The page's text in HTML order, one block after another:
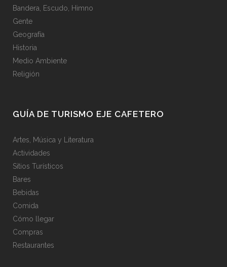
Bandera, Escudo, Himno
Gente
Geografía
Historia
Medio Ambiente
Religión
GUÍA DE TURISMO EJE CAFETERO
Artes, Música y Literatura
Actividades
Sitios Turísticos
Bares
Bebidas
Comida
Cómo llegar
Compras
Restaurantes